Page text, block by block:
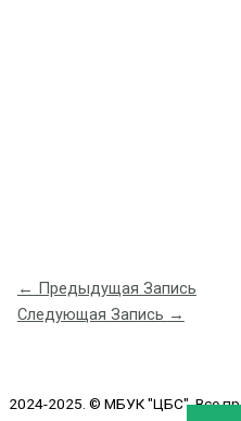
← Предыдущая Запись
Следующая Запись →
2024-2025. © МБУК "ЦБС". Все